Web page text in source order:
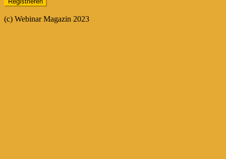
(c) Webinar Magazin 2023